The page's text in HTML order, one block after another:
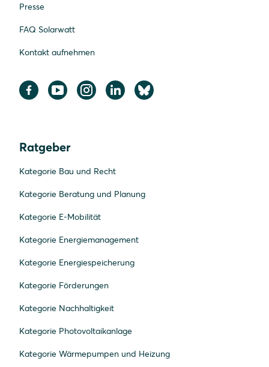
Presse
FAQ Solarwatt
Kontakt aufnehmen
Ratgeber
Kategorie Bau und Recht
Kategorie Beratung und Planung
Kategorie E-Mobilität
Kategorie Energiemanagement
Kategorie Energiespeicherung
Kategorie Förderungen
Kategorie Nachhaltigkeit
Kategorie Photovoltaikanlage
Kategorie Wärmepumpen und Heizung